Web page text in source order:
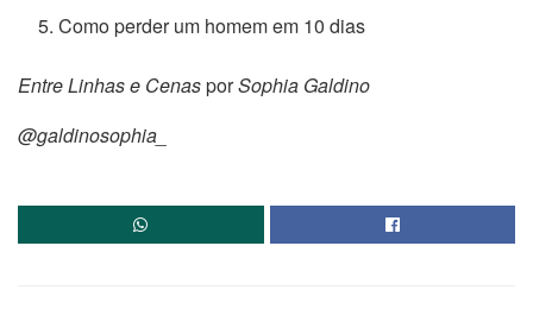
⁠Como perder um homem em 10 dias
Entre Linhas e CenasporSophia Galdino
@galdinosophia_